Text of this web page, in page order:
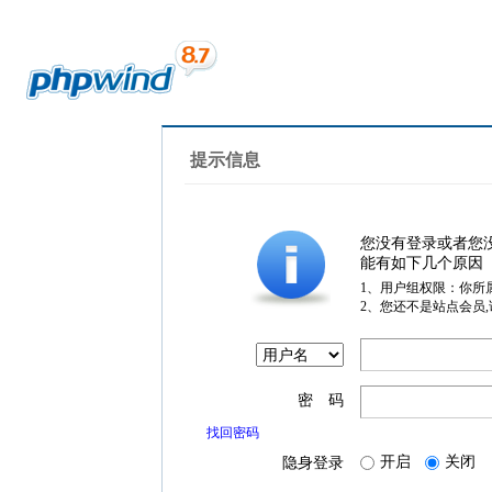
提示信息
您没有登录或者您
能有如下几个原因
1、用户组权限：你所
2、您还不是站点会员
密 码
找回密码
隐身登录 开启 关闭